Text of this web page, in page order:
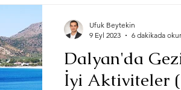
Dalyan'da
İyi Aktiviteler
Ufuk Beytekin
9 Eyl 2023
6 dakikada